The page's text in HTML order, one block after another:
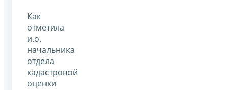
Как
отметила
и.о.
начальника
отдела
кадастровой
оценки